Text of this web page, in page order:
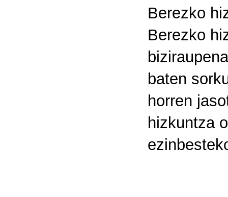
Berezko
Berezko
baten
horren
hizkuntza